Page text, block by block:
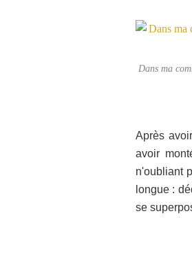
Dans ma
Après
avoir
n'oubliant
longue :
se